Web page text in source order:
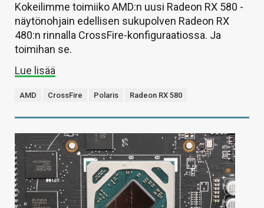
Kokeilimme toimiiko AMD:n uusi Radeon RX 580 -
näytönohjain edellisen sukupolven Radeon RX
480:n rinnalla CrossFire-konfiguraatiossa. Ja
toimihan se.
Lue lisää
AMD CrossFire Polaris Radeon RX 580